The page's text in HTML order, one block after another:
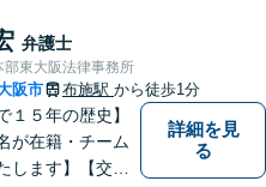
お悩みは【弁護
阪法律事務所】
ださい！
弁護士
部東大阪法律事務所
阪市 布施駅 から徒歩1分
１５年の歴史】
が在籍・チーム
します】【交通
詳細を見
る